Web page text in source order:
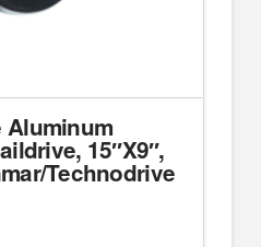
Aluminum
15″X9″,
Technodrive